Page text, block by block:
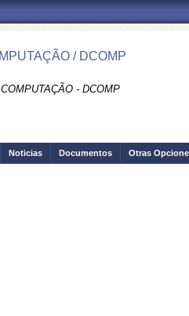
/ DCOMP
- DCOMP
Noticias Documentos Otras